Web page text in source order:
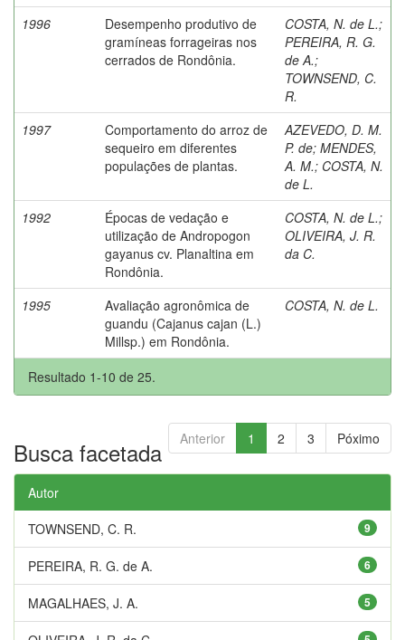
1996
Desempenho produtivo de
gramíneas forrageiras nos
cerrados de Rondônia.
COSTA, N. de L.;
PEREIRA, R. G.
de A.;
TOWNSEND, C.
R.
1997
Comportamento do arroz de
sequeiro em diferentes
populações de plantas.
AZEVEDO, D. M.
P. de; MENDES,
A. M.; COSTA, N.
de L.
1992
Épocas de vedação e
utilização de Andropogon
gayanus cv. Planaltina em
Rondônia.
COSTA, N. de L.;
OLIVEIRA, J. R.
da C.
1995
Avaliação agronômica de
guandu (Cajanus cajan (L.)
Millsp.) em Rondônia.
COSTA, N. de L.
Resultado 1-10 de 25.
Anterior 1 2 3 Póximo
Busca facetada
Autor
9
TOWNSEND, C. R.
6
PEREIRA, R. G. de A.
5
MAGALHAES, J. A.